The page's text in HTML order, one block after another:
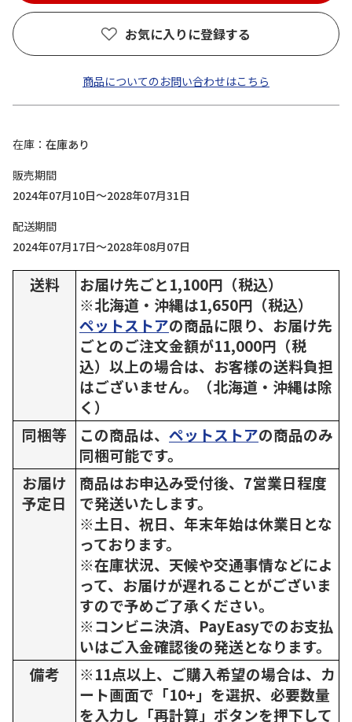
お気に入りに登録する
商品についてのお問い合わせはこちら
在庫
在庫あり
販売期間
2024年07月10日～2028年07月31日
配送期間
2024年07月17日～2028年08月07日
送料
お届け先ごと1,100円（税込）
※北海道・沖縄は1,650円（税込）
ペットストアの商品に限り、お届け先
ごとのご注文金額が11,000円（税
込）以上の場合は、お客様の送料負担
はございません。（北海道・沖縄は除
く）
同梱等
この商品は、 ペットストアの商品のみ
同梱可能です。
お届け
予定日
商品はお申込み受付後、7営業日程度
で発送いたします。
※土日、祝日、年末年始は休業日とな
っております。
※在庫状況、天候や交通事情などによ
って、お届けが遅れることがございま
すので予めご了承ください。
※コンビニ決済、PayEasyでのお支払
いはご入金確認後の発送となります。
備考
※11点以上、ご購入希望の場合は、カ
ート画面で「10+」を選択、必要数量
を入力し「再計算」ボタンを押下して